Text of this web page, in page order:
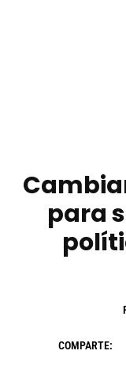
para
COMPARTE: